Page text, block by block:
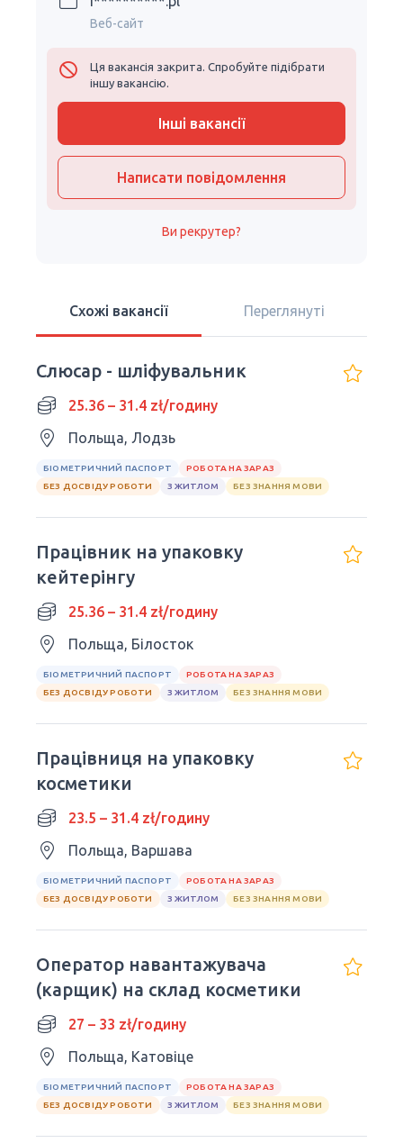
Веб-сайт
Ця вакансія закрита. Спробуйте підібрати
іншу вакансію.
Інші вакансії
Написати повідомлення
Ви рекрутер?
Схожі вакансії Переглянуті
Слюсар - шліфувальник
25.36 – 31.4 zł/годину
Польща, Лодзь
БІОМЕТРИЧНИЙ ПАСПОРТ
РОБОТА НА ЗАРАЗ
БЕЗ ДОСВІДУ РОБОТИ
З ЖИТЛОМ БЕЗ ЗНАННЯ МОВИ
Працівник на упаковку
кейтерінгу
25.36 – 31.4 zł/годину
Польща, Білосток
БІОМЕТРИЧНИЙ ПАСПОРТ
РОБОТА НА ЗАРАЗ
БЕЗ ДОСВІДУ РОБОТИ
З ЖИТЛОМ БЕЗ ЗНАННЯ МОВИ
Працівниця на упаковку
косметики
23.5 – 31.4 zł/годину
Польща, Варшава
БІОМЕТРИЧНИЙ ПАСПОРТ
РОБОТА НА ЗАРАЗ
БЕЗ ДОСВІДУ РОБОТИ
З ЖИТЛОМ БЕЗ ЗНАННЯ МОВИ
Оператор навантажувача
(карщик) на склад косметики
27 – 33 zł/годину
Польща, Катовіце
БІОМЕТРИЧНИЙ ПАСПОРТ
РОБОТА НА ЗАРАЗ
БЕЗ ДОСВІДУ РОБОТИ
З ЖИТЛОМ БЕЗ ЗНАННЯ МОВИ